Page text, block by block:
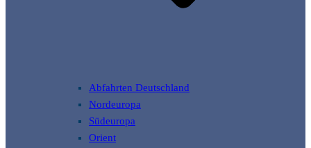
Abfahrten Deutschland
Nordeuropa
Südeuropa
Orient